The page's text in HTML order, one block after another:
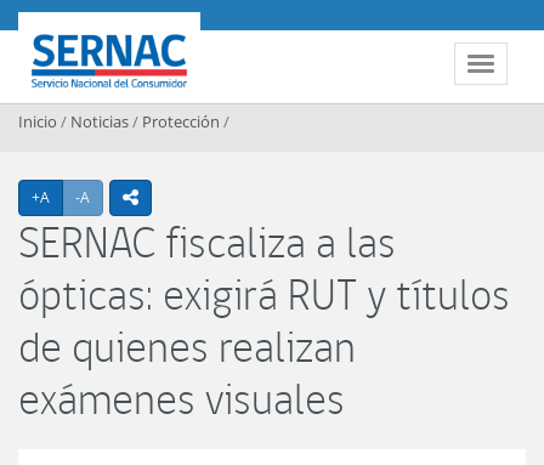
Contenido principal
Toggle
SERNAC
Inicio / Noticias/ Protección /
+A Agrandar texto
-A Achicar textoicono compartir
SERNAC fiscaliza a las
ópticas: exigirá RUT y títulos
de quienes realizan
exámenes visuales